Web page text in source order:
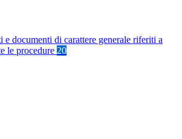
e documenti di carattere generale riferiti a
le procedure 20